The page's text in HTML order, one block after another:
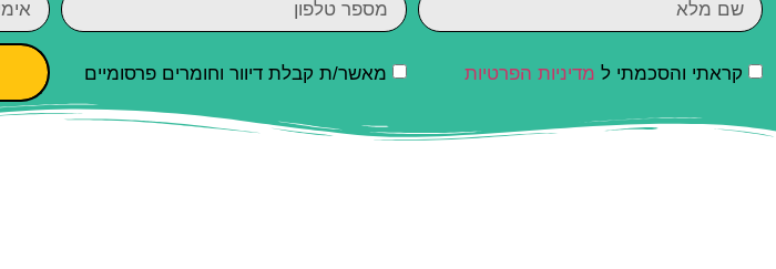
קראתי והסכמתי ל מדיניות הפרטיות מאשר/ת קבלת דיוור וחומרים פרסומיים